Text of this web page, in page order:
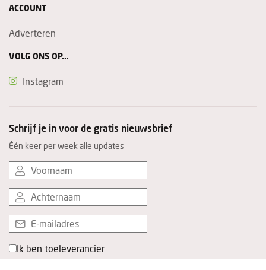
ACCOUNT
Adverteren
VOLG ONS OP...
Instagram
Schrijf je in voor de gratis nieuwsbrief
Één keer per week alle updates
Ik ben toeleverancier